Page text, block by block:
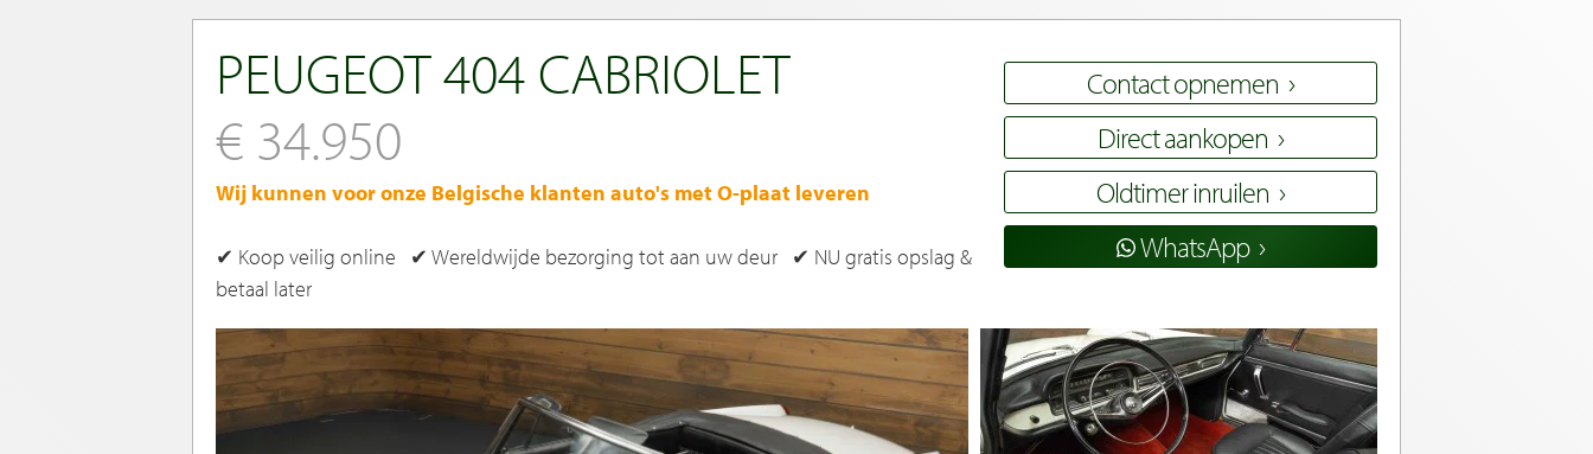
PEUGEOT 404 CABRIOLET
€ 34.950
Wij kunnen voor onze Belgische klanten auto's met O-plaat leveren
✔ Koop veilig online ✔ Wereldwijde bezorging tot aan uw deur ✔ NU gratis opslag &
betaal later
Contact opnemen
Direct aankopen
Oldtimer inruilen
WhatsApp